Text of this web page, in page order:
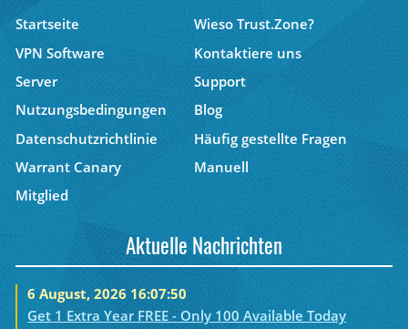
Startseite
Wieso Trust.Zone?
VPN Software
Kontaktiere uns
Server
Support
Nutzungsbedingungen
Blog
Datenschutzrichtlinie
Häufig gestellte Fragen
Warrant Canary
Manuell
Mitglied
Aktuelle Nachrichten
6 August, 2026 16:07:50
Get 1 Extra Year FREE - Only 100 Available Today